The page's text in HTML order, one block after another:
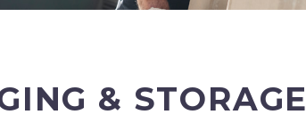
& STORAGE